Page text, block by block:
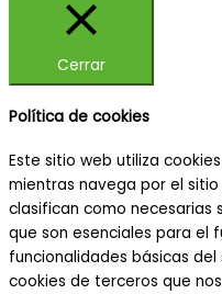
Cerrar
Política de cookies
Este sitio web utiliza
mientras navega por el
clasifican como necesarias
que son esenciales para el
funcionalidades básicas
cookies de terceros que